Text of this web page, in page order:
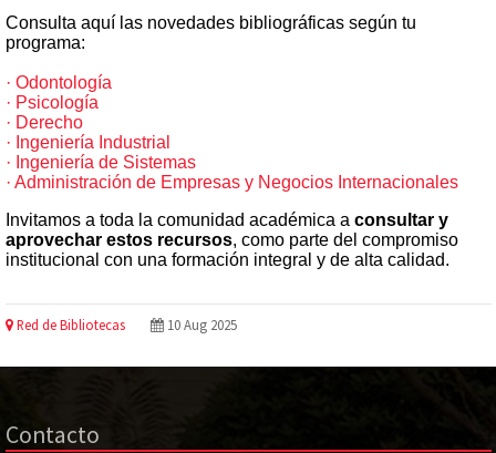
Consulta aquí las novedades bibliográficas según tu
programa:
· Odontología
· Psicología
· Derecho
· Ingeniería Industrial
· Ingeniería de Sistemas
· Administración de Empresas y Negocios Internacionales
Invitamos a toda la comunidad académica a consultar y
aprovechar estos recursos, como parte del compromiso
institucional con una formación integral y de alta calidad.
Red de Bibliotecas 10 Aug 2025
Contacto